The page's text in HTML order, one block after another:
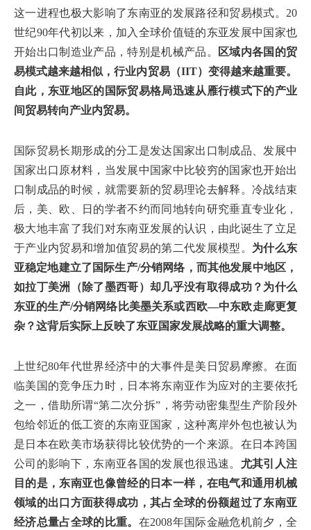
这一进程也极大影响了东南亚的发展路径和贸易模式。20
世纪90年代初以来，加入全球价值链的东亚发展中国家也
开始出口制造业产品，特别是机械产品。
区域内各国的贸
易模式越来越相似，行业内贸易（IIT）变得越来越重要。
自此，东亚地区的国际贸易格局迅速从雁行模式下的产业
间贸易转向产业内贸易。
国际贸易长期形成的分工是发达国家出口制成品、发展中
国家出口原材料，当发展中国家中比较穷的国家也开始出
口制成品的时候，就需要新的贸易理论去解释。冷战结束
后，美、欧、日的学者不约而同地转向研究垂直专业化，
极大地丰富了我们对东南亚发展的认识，由此诞生了立足
于产业内贸易和增加值贸易的第二代发展模型。 为什么东
亚稳定地建立了国际生产/分销网络，而其他发展中地区，
如拉丁美洲（除了墨西哥）却几乎没有取得成功？为什么
东亚的生产/分销网络比美墨关系或西欧—中东欧走廊更复
杂？这背后实际上反映了东亚国家发展战略的重大调整。
上世纪80年代世界经济中的大事件是美日贸易摩擦。在面
临美国的竞争压力时，日本将东南亚作为应对的主要依托
之一，借助所谓“第二次分拆”，将劳动密集型生产阶段外
包给邻近的低工资的东南亚国家，这种离岸外包也被认为
是日本在欧美市场获得比较优势的一个来源。在日本跨国
公司的影响下，东南亚各国的发展也很迅速。 尤其引人注
目的是，东南亚也像曾经的日本一样，在电气和通用机械
领域的出口方面获得成功，其占全球的份额超过了东南亚
经济总量占全球的比重。 在2008年国际金融危机前夕，全